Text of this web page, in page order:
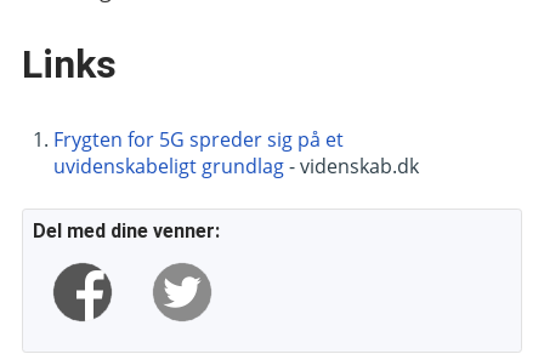
Links
Frygten for 5G spreder sig på et
uvidenskabeligt grundlag- videnskab.dk
Del med dine venner: